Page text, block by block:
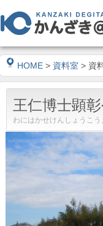
HOME > 資料室 > 資
王仁博士顕彰
わにはかせけんしょうこう